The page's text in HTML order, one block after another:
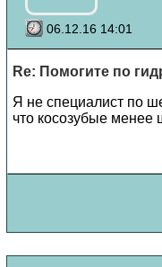
06.12.16 14:01
Re: Помогите по
Я не специалист по
что косозубые